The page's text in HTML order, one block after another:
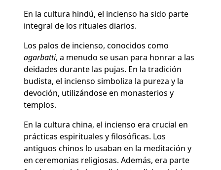
En la cultura hindú, el incienso ha sido parte
integral de los rituales diarios.
Los palos de incienso, conocidos como
agarbatti, a menudo se usan para honrar a las
deidades durante las pujas. En la tradición
budista, el incienso simboliza la pureza y la
devoción, utilizándose en monasterios y
templos.
En la cultura china, el incienso era crucial en
prácticas espirituales y filosóficas. Los
antiguos chinos lo usaban en la meditación y
en ceremonias religiosas. Además, era parte